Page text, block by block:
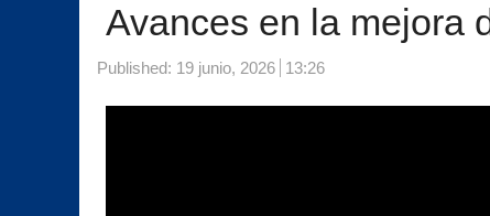
Avances en la mejora
Published: 19 junio, 2026 13:26